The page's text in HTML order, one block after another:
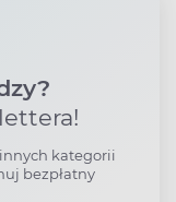
kategorii
bezpłatny